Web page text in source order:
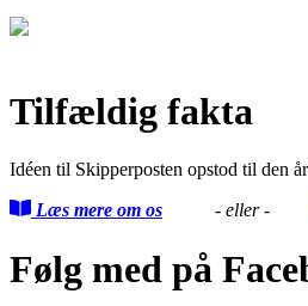
Tilfældig fakta
Idéen til Skipperposten opstod til den
Læs mere om os
- eller -
Følg med på